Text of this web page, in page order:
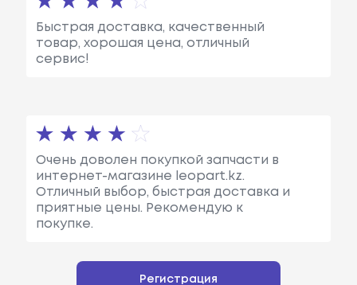
Быстрая доставка, качественный
товар, хорошая цена, отличный
сервис!
Очень доволен покупкой запчасти в
интернет-магазине leopart.kz.
Отличный выбор, быстрая доставка и
приятные цены. Рекомендую к
покупке.
Регистрация